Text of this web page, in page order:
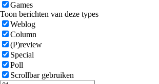
Games
Toon berichten van deze types
Weblog
Column
(P)review
Special
Poll
Scrollbar gebruiken